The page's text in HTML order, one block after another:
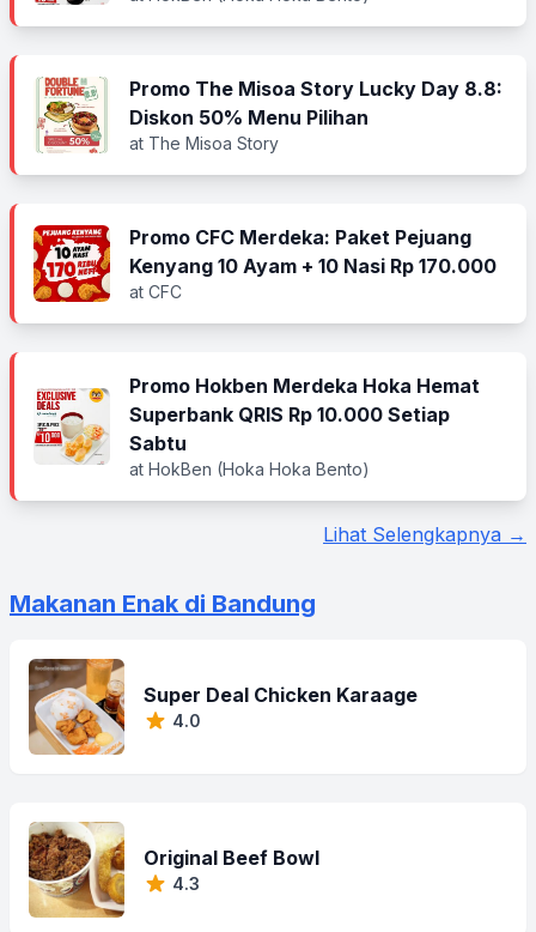
Promo The Misoa Story Lucky Day 8.8:
Diskon 50% Menu Pilihan
at The Misoa Story
Promo CFC Merdeka: Paket Pejuang
Kenyang 10 Ayam + 10 Nasi Rp 170.000
at CFC
Promo Hokben Merdeka Hoka Hemat
Superbank QRIS Rp 10.000 Setiap
Sabtu
at HokBen (Hoka Hoka Bento)
Lihat Selengkapnya →
Makanan Enak di Bandung
Super Deal Chicken Karaage
4.0
Original Beef Bowl
4.3